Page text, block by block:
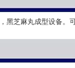
黑芝麻丸成型设备。